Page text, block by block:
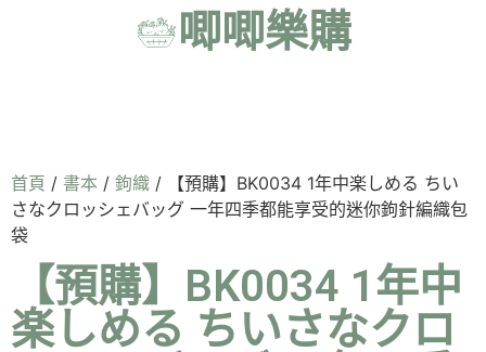
唧唧樂購
首頁 / 書本 / 鉤織 / 【預購】BK0034 1年中楽しめる ちい
さなクロッシェバッグ 一年四季都能享受的迷你鉤針編織包
袋
【預購】BK0034 1年中
楽しめる ちいさなクロ